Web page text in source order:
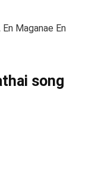
Maganae En
song